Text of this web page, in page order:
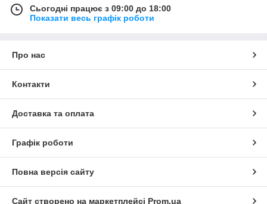
Сьогодні працює з 09:00 до 18:00
Показати весь графік роботи
Про нас
Контакти
Доставка та оплата
Графік роботи
Повна версія сайту
Сайт створено на маркетплейсі Prom.ua